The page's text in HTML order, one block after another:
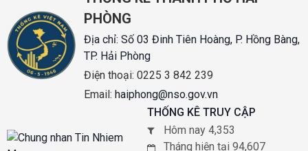
PHÒNG
Địa chỉ: Số 03 Đinh Tiên Hoàng, P. Hồng Bàng,
TP. Hải Phòng
Điện thoại: 0225 3 842 239
Email: haiphong@nso.gov.vn
THỐNG KÊ TRUY CẬP
Hôm nay 4,353
Tháng hiện tại 94,607